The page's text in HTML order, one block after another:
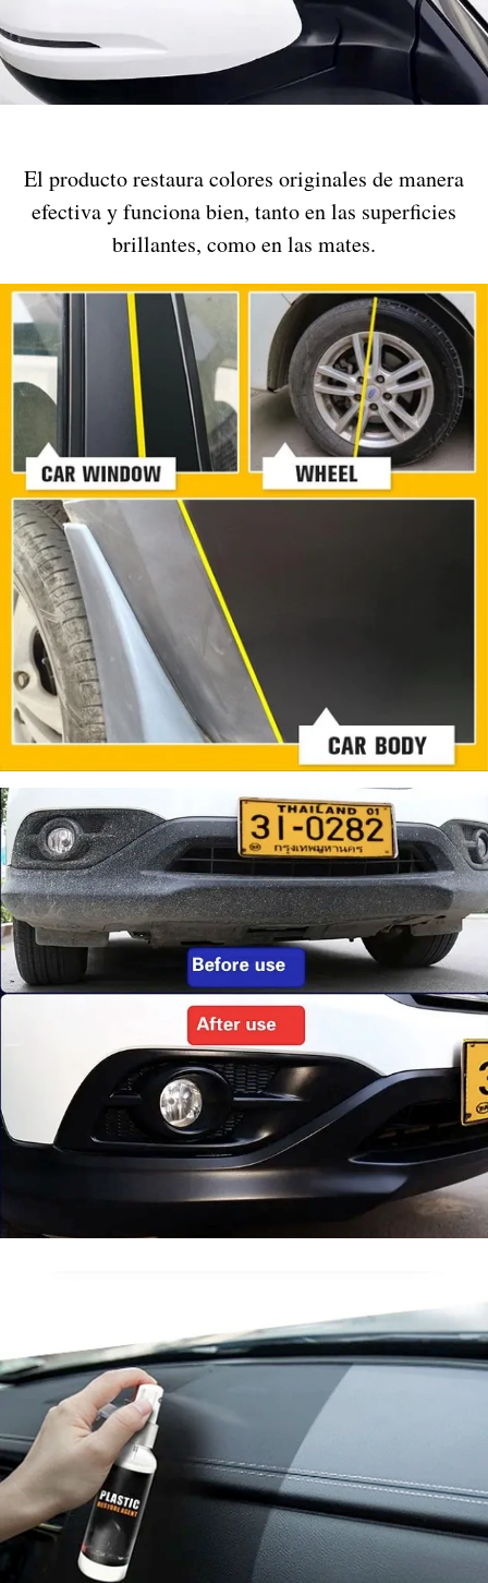
El producto restaura colores originales de manera
efectiva y funciona bien, tanto en las superficies
brillantes, como en las mates.